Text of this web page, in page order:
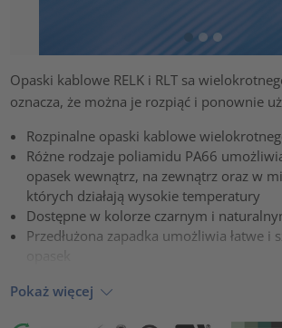
Opaski kablowe RELK i RLT sa
oznacza, że można je rozpiąć i ponownie
Rozpinalne opaski kablowe
Różne rodzaje poliamidu PA66
opasek wewnątrz, na zewnątrz oraz w
których działają wysokie temperatury
Dostępne w kolorze czarnym i
Przedłużona zapadka umożliwia łatwe i
Pokaż więcej